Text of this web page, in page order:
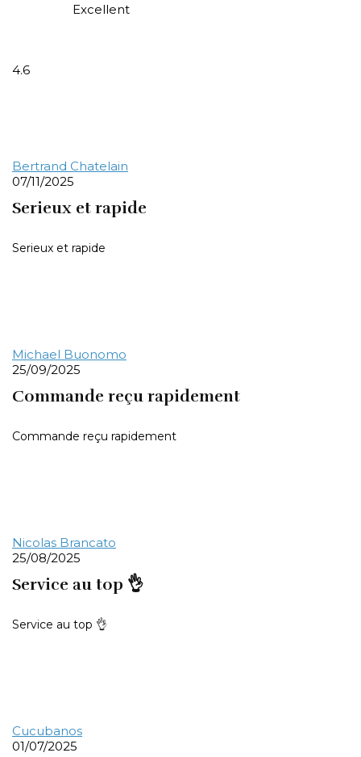
Excellent
4.6
Bertrand Chatelain
07/11/2025
Serieux et rapide
Serieux et rapide
Michael Buonomo
25/09/2025
Commande reçu rapidement
Commande reçu rapidement
Nicolas Brancato
25/08/2025
Service au top 👌
Service au top 👌
Cucubanos
01/07/2025